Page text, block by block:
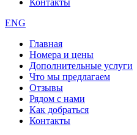
Контакты
ENG
Главная
Номера и цены
Дополнительные услуги
Что мы предлагаем
Отзывы
Рядом с нами
Как добраться
Контакты